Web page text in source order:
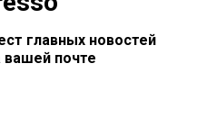
главных новостей
почте